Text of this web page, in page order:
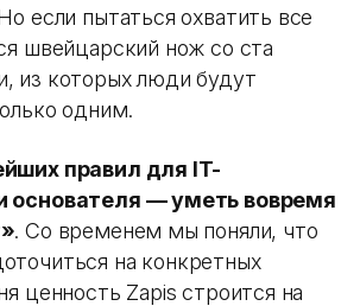
если пытаться охватить все
швейцарский нож со ста
из которых люди будут
одним.
правил для IT-
основателя — уметь вовремя
. Со временем мы поняли, что
на конкретных
ценность Zapis строится на